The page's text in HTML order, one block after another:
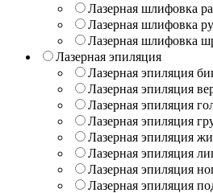
Лазерная шлифовка
Лазерная шлифовка
Лазерная шлифовка
Лазерная эпиляция
Лазерная эпиляция
Лазерная эпиляция
Лазерная эпиляция
Лазерная эпиляция
Лазерная эпиляция
Лазерная эпиляция
Лазерная эпиляция
Лазерная эпиляция